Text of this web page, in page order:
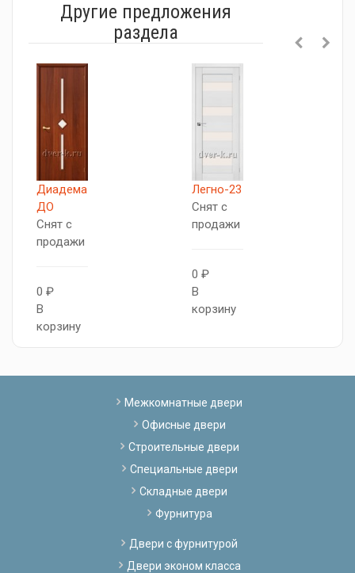
Другие предложения
раздела
Диадема
ДО
Снят с
продажи
0 ₽
В
корзину
Легно-23
Снят с
продажи
0 ₽
В
корзину
Межкомнатные двери
Офисные двери
Строительные двери
Специальные двери
Складные двери
Фурнитура
Двери с фурнитурой
Двери эконом класса